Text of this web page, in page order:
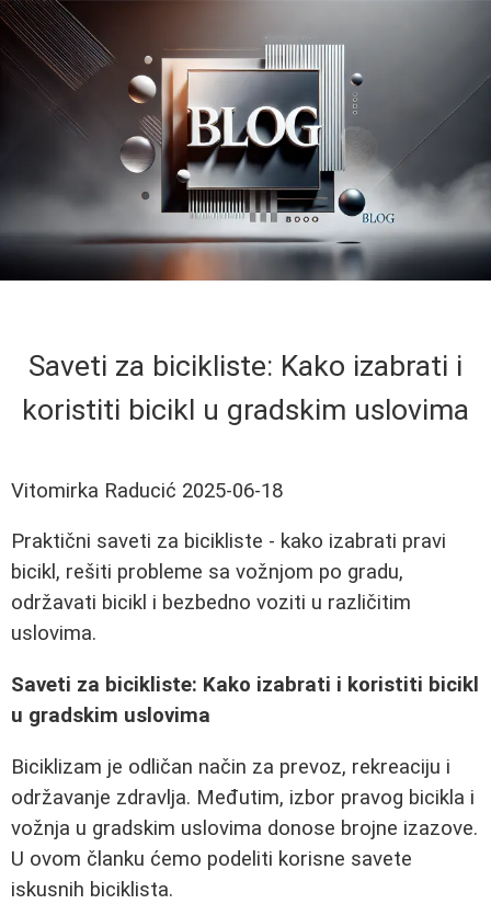
Saveti za bicikliste: Kako izabrati i
koristiti bicikl u gradskim uslovima
Vitomirka Raducić 2025-06-18
Praktični saveti za bicikliste - kako izabrati pravi
bicikl, rešiti probleme sa vožnjom po gradu,
održavati bicikl i bezbedno voziti u različitim
uslovima.
Saveti za bicikliste: Kako izabrati i koristiti bicikl
u gradskim uslovima
Biciklizam je odličan način za prevoz, rekreaciju i
održavanje zdravlja. Međutim, izbor pravog bicikla i
vožnja u gradskim uslovima donose brojne izazove.
U ovom članku ćemo podeliti korisne savete
iskusnih biciklista.